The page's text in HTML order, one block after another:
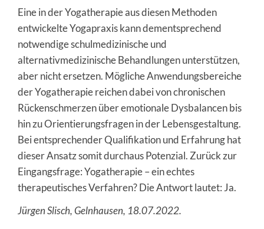
Eine in der Yogatherapie aus diesen Methoden
entwickelte Yogapraxis kann dementsprechend
notwendige schulmedizinische und
alternativmedizinische Behandlungen unterstützen,
aber nicht ersetzen. Mögliche Anwendungsbereiche
der Yogatherapie reichen dabei von chronischen
Rückenschmerzen über emotionale Dysbalancen bis
hin zu Orientierungsfragen in der Lebensgestaltung.
Bei entsprechender Qualifikation und Erfahrung hat
dieser Ansatz somit durchaus Potenzial. Zurück zur
Eingangsfrage: Yogatherapie – ein echtes
therapeutisches Verfahren? Die Antwort lautet: Ja.
Jürgen Slisch, Gelnhausen, 18.07.2022.